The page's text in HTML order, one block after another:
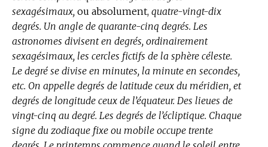
sexagésimaux, ou absolument, quatre-vingt-dix
degrés. Un angle de quarante-cinq degrés. Les
astronomes divisent en degrés, ordinairement
sexagésimaux, les cercles fictifs de la sphère céleste.
Le degré se divise en minutes, la minute en secondes,
etc. On appelle degrés de latitude ceux du méridien, et
degrés de longitude ceux de l’équateur. Des lieues de
vingt-cinq au degré. Les degrés de l’écliptique. Chaque
signe du zodiaque fixe ou mobile occupe trente